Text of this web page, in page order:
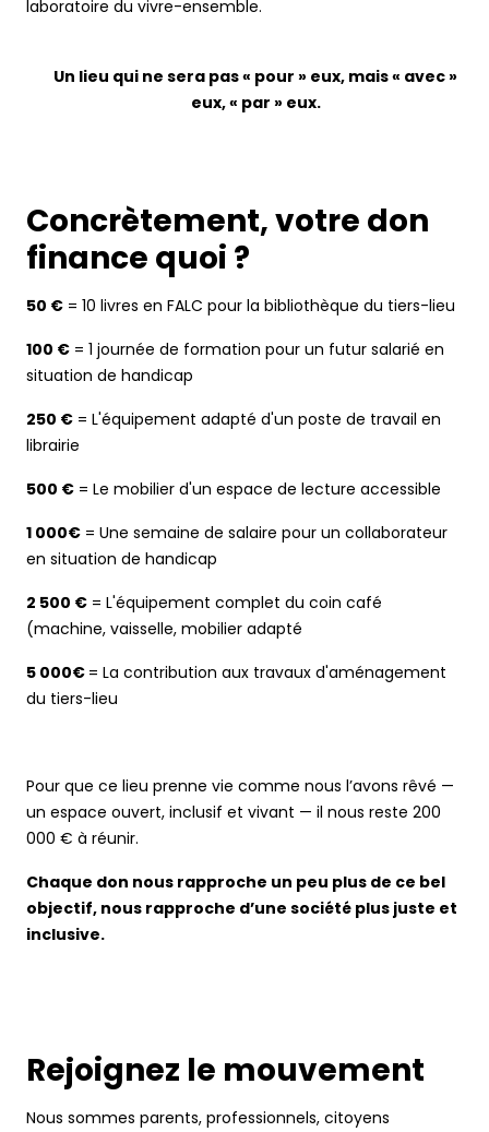
laboratoire du vivre-ensemble.
Un lieu qui ne sera pas « pour » eux, mais « avec »
eux, « par » eux.
Concrètement, votre don
finance quoi ?
50 € = 10 livres en FALC pour la bibliothèque du tiers-lieu
100 € = 1 journée de formation pour un futur salarié en
situation de handicap
250 € = L'équipement adapté d'un poste de travail en
librairie
500 € = Le mobilier d'un espace de lecture accessible
1 000€ = Une semaine de salaire pour un collaborateur
en situation de handicap
2 500 € = L'équipement complet du coin café
(machine, vaisselle, mobilier adapté
5 000€ = La contribution aux travaux d'aménagement
du tiers-lieu
Pour que ce lieu prenne vie comme nous l’avons rêvé —
un espace ouvert, inclusif et vivant — il nous reste 200
000 € à réunir.
Chaque don nous rapproche un peu plus de ce bel
objectif, nous rapproche d’une société plus juste et
inclusive.
Rejoignez le mouvement
Nous sommes parents, professionnels, citoyens